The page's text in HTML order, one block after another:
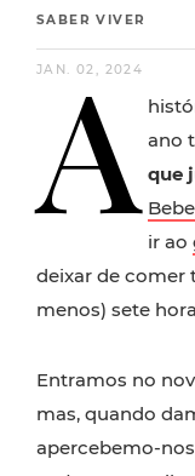
SABER VIVER
JAN. 02, 2024
A ano
que
ir ao
deixar de comer
menos) sete
Entramos no
mas, quando
apercebemo-